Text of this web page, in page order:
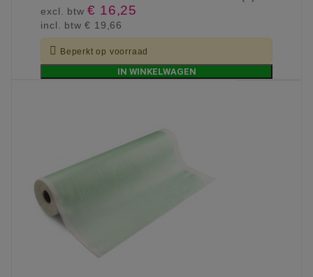
excl. btw€ 16,25
incl. btw€ 19,66
 Beperkt op voorraad
IN WINKELWAGEN